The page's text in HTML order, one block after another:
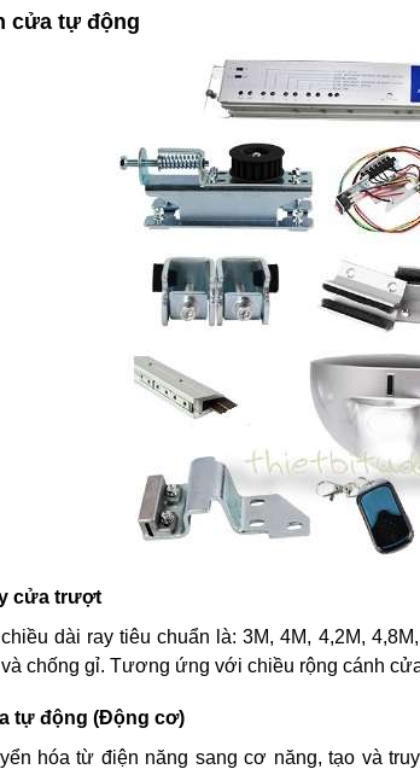
cửa tự động
cửa trượt
dài ray tiêu chuẩn là: 3M, 4M, 4,2M,
chống gỉ. Tương ứng với chiều rộng cánh
tự động (Động cơ)
hóa từ điện năng sang cơ năng, tạo và